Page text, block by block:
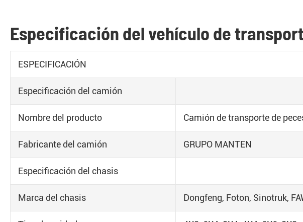
Especificación del vehículo de
ESPECIFICACIÓN
Especificación del camión
Nombre del producto Camión de transporte de
Fabricante del camión GRUPO MANTEN
Especificación del chasis
Marca del chasis Dongfeng, Foton, Sinotruk,